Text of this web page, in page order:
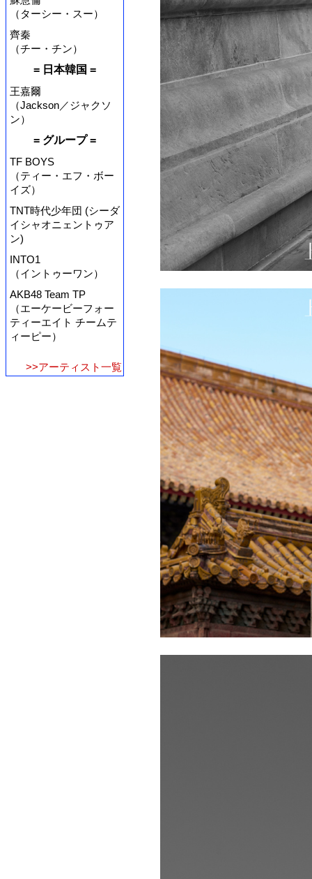
（ターシー・スー）
齊秦
（チー・チン）
= 日本韓国 =
王嘉爾
（Jackson／ジャクソ
ン）
= グループ =
TF BOYS
（ティー・エフ・ボー
イズ）
TNT時代少年団 (シーダ
イシャオニェントゥア
ン)
INTO1
（イントゥーワン）
AKB48 Team TP
（エーケービーフォー
ティーエイト チームテ
ィーピー）
>>アーティスト一覧